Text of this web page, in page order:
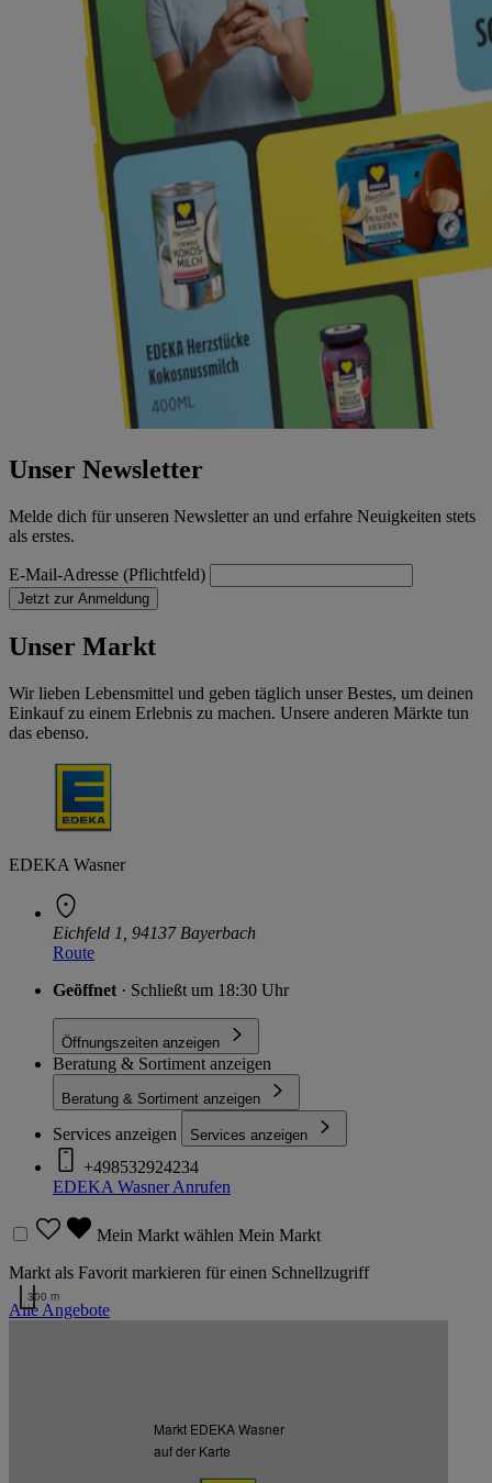
Unser Newsletter
Melde dich für unseren Newsletter an und erfahre Neuigkeiten stets
als erstes.
E-Mail-Adresse (Pflichtfeld)
Jetzt zur Anmeldung
Unser Markt
Wir lieben Lebensmittel und geben täglich unser Bestes, um deinen
Einkauf zu einem Erlebnis zu machen. Unsere anderen Märkte tun
das ebenso.
EDEKA Wasner
Eichfeld 1, 94137 Bayerbach
Route
Geöffnet · Schließt um 18:30 Uhr
Öffnungszeiten anzeigen
Beratung & Sortiment anzeigen
Beratung & Sortiment anzeigen
Services anzeigen Services anzeigen
+498532924234
EDEKA WasnerAnrufen
Mein Markt wählen Mein Markt
Markt als Favorit markieren für einen Schnellzugriff
Alle Angebote
Markt EDEKA Wasner
auf der Karte
300 m
Zum Newsletter anmelden